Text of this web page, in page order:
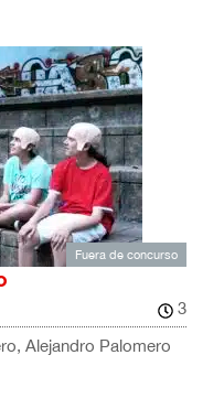
Fuera de concurso
3
Alejandro Palomero